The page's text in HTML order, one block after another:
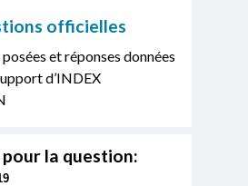
officielles
et réponses données
d’INDEX
la question: